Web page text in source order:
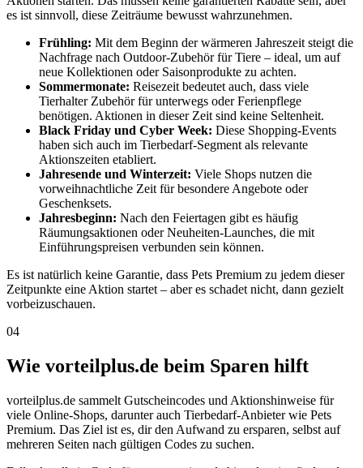
es ist sinnvoll, diese Zeiträume bewusst wahrzunehmen.
Frühling: Mit dem Beginn der wärmeren Jahreszeit steigt die
Nachfrage nach Outdoor-Zubehör für Tiere – ideal, um auf
neue Kollektionen oder Saisonprodukte zu achten.
Sommermonate: Reisezeit bedeutet auch, dass viele
Tierhalter Zubehör für unterwegs oder Ferienpflege
benötigen. Aktionen in dieser Zeit sind keine Seltenheit.
Black Friday und Cyber Week: Diese Shopping-Events
haben sich auch im Tierbedarf-Segment als relevante
Aktionszeiten etabliert.
Jahresende und Winterzeit: Viele Shops nutzen die
vorweihnachtliche Zeit für besondere Angebote oder
Geschenksets.
Jahresbeginn: Nach den Feiertagen gibt es häufig
Räumungsaktionen oder Neuheiten-Launches, die mit
Einführungspreisen verbunden sein können.
Es ist natürlich keine Garantie, dass Pets Premium zu jedem dieser
Zeitpunkte eine Aktion startet – aber es schadet nicht, dann gezielt
vorbeizuschauen.
04
Wie vorteilplus.de beim Sparen hilft
vorteilplus.de sammelt Gutscheincodes und Aktionshinweise für
viele Online-Shops, darunter auch Tierbedarf-Anbieter wie Pets
Premium. Das Ziel ist es, dir den Aufwand zu ersparen, selbst auf
mehreren Seiten nach gültigen Codes zu suchen.